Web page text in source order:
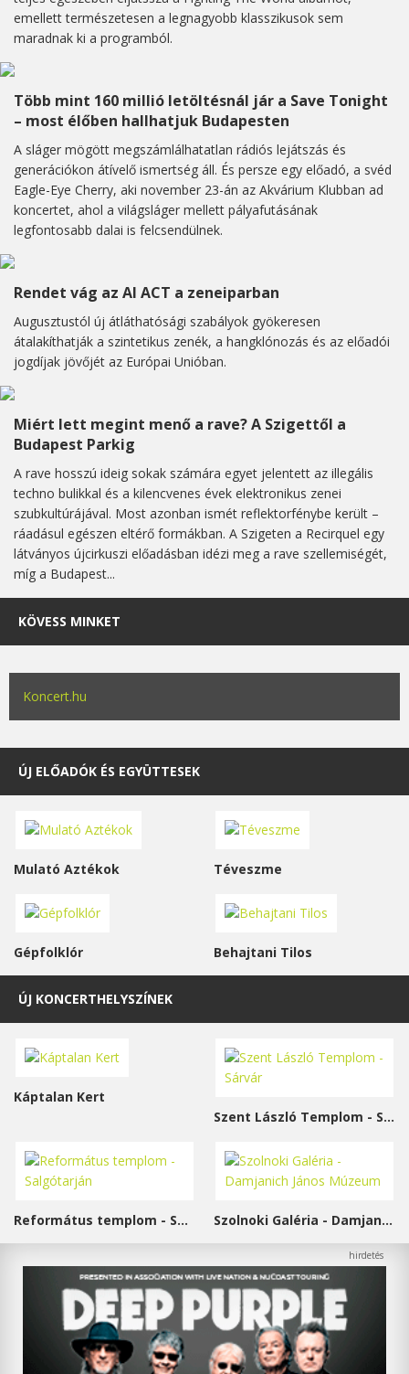
emellett természetesen a legnagyobb klasszikusok sem
maradnak ki a programból.
Több mint 160 millió letöltésnál jár a Save Tonight
– most élőben hallhatjuk Budapesten
A sláger mögött megszámlálhatatlan rádiós lejátszás és
generációkon átívelő ismertség áll. És persze egy előadó, a svéd
Eagle-Eye Cherry, aki november 23-án az Akvárium Klubban ad
koncertet, ahol a világsláger mellett pályafutásának
legfontosabb dalai is felcsendülnek.
Rendet vág az AI ACT a zeneiparban
Augusztustól új átláthatósági szabályok gyökeresen
átalakíthatják a szintetikus zenék, a hangklónozás és az előadói
jogdíjak jövőjét az Európai Unióban.
Miért lett megint menő a rave? A Szigettől a
Budapest Parkig
A rave hosszú ideig sokak számára egyet jelentett az illegális
techno bulikkal és a kilencvenes évek elektronikus zenei
szubkultúrájával. Most azonban ismét reflektorfénybe került –
ráadásul egészen eltérő formákban. A Szigeten a Recirquel egy
látványos újcirkuszi előadásban idézi meg a rave szellemiségét,
míg a Budapest...
KÖVESS MINKET
Koncert.hu
ÚJ ELŐADÓK ÉS EGYÜTTESEK
Mulató Aztékok Téveszme
Gépfolklór Behajtani Tilos
ÚJ KONCERTHELYSZÍNEK
Káptalan Kert
Szent László Templom - Sárvár
Református templom - Salgótarján Szolnoki Galéria - Damjanich János Múzeum